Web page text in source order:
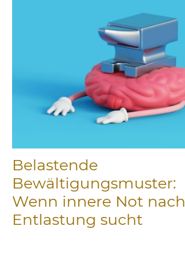
Belastende
Bewältigungsmuster:
Wenn innere Not nach
Entlastung sucht